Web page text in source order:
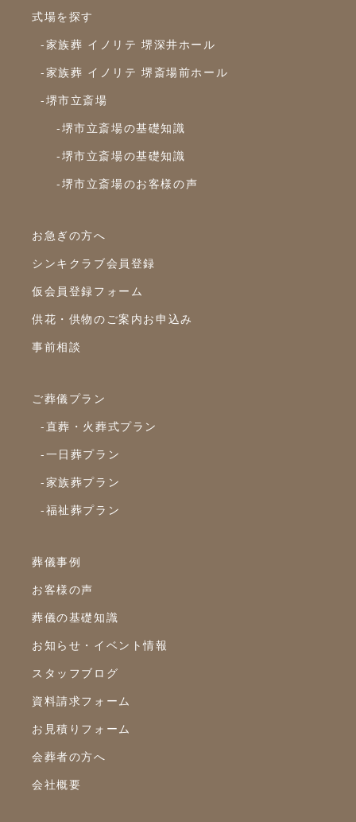
式場を探す
-家族葬 イノリテ 堺深井ホール
-家族葬 イノリテ 堺斎場前ホール
-堺市立斎場
-堺市立斎場の基礎知識
-堺市立斎場の基礎知識
-堺市立斎場のお客様の声
お急ぎの方へ
シンキクラブ会員登録
仮会員登録フォーム
供花・供物のご案内お申込み
事前相談
ご葬儀プラン
-直葬・火葬式プラン
-一日葬プラン
-家族葬プラン
-福祉葬プラン
葬儀事例
お客様の声
葬儀の基礎知識
お知らせ・イベント情報
スタッフブログ
資料請求フォーム
お見積りフォーム
会葬者の方へ
会社概要